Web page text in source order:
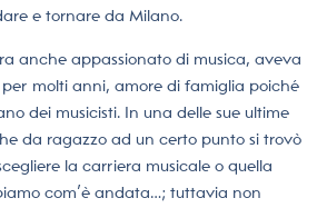
e tornare da Milano.
anche appassionato di musica, aveva
molti anni, amore di famiglia poiché
dei musicisti. In una delle sue ultime
da ragazzo ad un certo punto si trovò
la carriera musicale o quella
com’è andata…; tuttavia non